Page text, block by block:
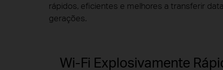
rápidos, eficientes e melhores a transferir
gerações.
Wi-Fi Explosivamente